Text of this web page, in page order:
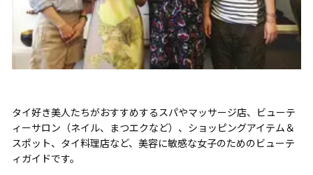
タイ好き美人たちがおすすめするスパやマッサージ店、ビューテ
ィーサロン（ネイル、まつエクなど）、ショッピングアイテム＆
スポット、タイ料理店など、美容に敏感な女子のためのビューテ
ィガイドです。